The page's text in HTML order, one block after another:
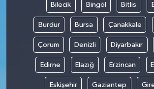
Bilecik Bingöl Bitlis
Burdur Bursa Çanakkale
Çorum Denizli Diyarbakır
Edirne Elazığ Erzincan
Eskişehir Gaziantep